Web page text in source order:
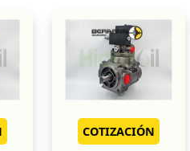
COTIZACIÓN